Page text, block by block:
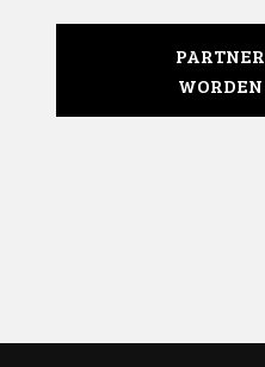
PARTNER
WORDEN